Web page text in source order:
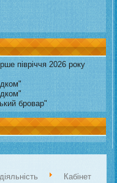
півріччя 2026 року
бровар"
Кабінет